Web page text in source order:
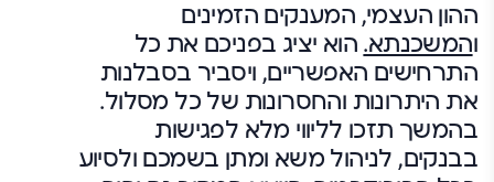
ההון העצמי, המענקים הזמינים
והמשכנתא. הוא יציג בפניכם את כל
התרחישים האפשריים, ויסביר בסבלנות
את היתרונות והחסרונות של כל מסלול.
בהמשך תזכו לליווי מלא לפגישות
בבנקים, לניהול משא ומתן בשמכם ולסיוע